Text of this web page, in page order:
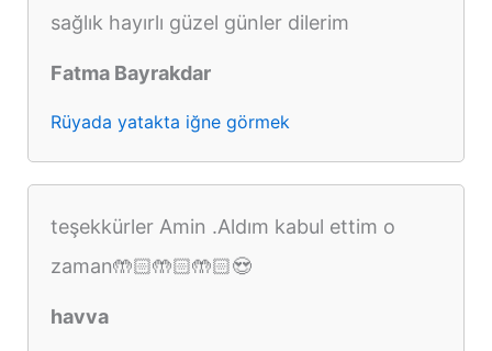
sağlık hayırlı güzel günler dilerim
Fatma Bayrakdar
Rüyada yatakta iğne görmek
teşekkürler Amin .Aldım kabul ettim o
zaman🤲🏻🤲🏻🤲🏻😍
havva